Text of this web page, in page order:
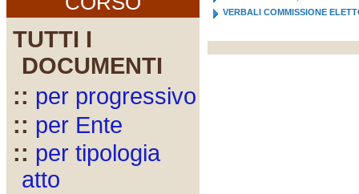
TUTTI I
DOCUMENTI
:: per progressivo
:: per Ente
:: per tipologia
atto
VERBALI COMMISSIONE